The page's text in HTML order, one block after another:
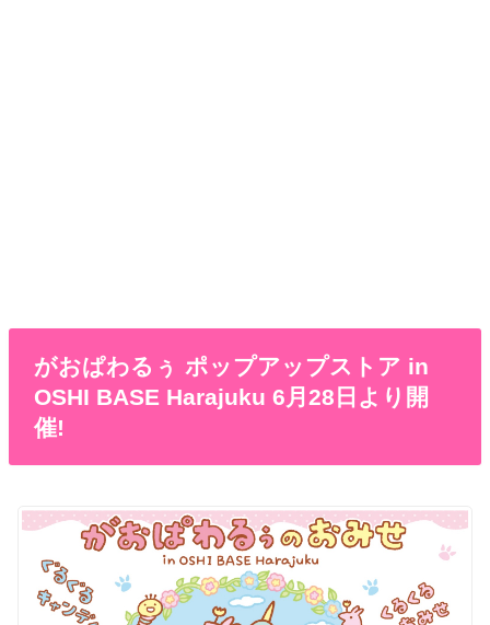
がおぱわるぅ ポップアップストア in
OSHI BASE Harajuku 6月28日より開
催!